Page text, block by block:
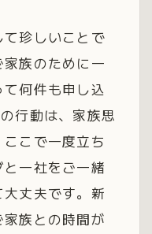
て珍しいことで
族のために一
何件も申し込
行動は、家族思
こで一度立ち
一社をご一緒
丈夫です。新
族との時間が